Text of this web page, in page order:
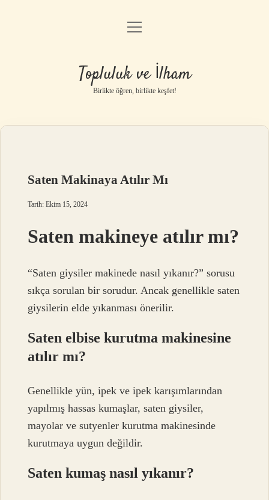
Anasayfa
Gizlilik Politikası
Yasal Uyarı
menüyü
Topluluk ve İlham
Birlikte öğren, birlikte keşfet!
Saten Makinaya Atılır Mı
Tarih: Ekim 15, 2024
Saten makineye atılır mı?
“Saten giysiler makinede nasıl yıkanır?” sorusu
sıkça sorulan bir sorudur. Ancak genellikle saten
giysilerin elde yıkanması önerilir.
Saten elbise kurutma makinesine
atılır mı?
Genellikle yün, ipek ve ipek karışımlarından
yapılmış hassas kumaşlar, saten giysiler,
mayolar ve sutyenler kurutma makinesinde
kurutmaya uygun değildir.
Saten kumaş nasıl yıkanır?